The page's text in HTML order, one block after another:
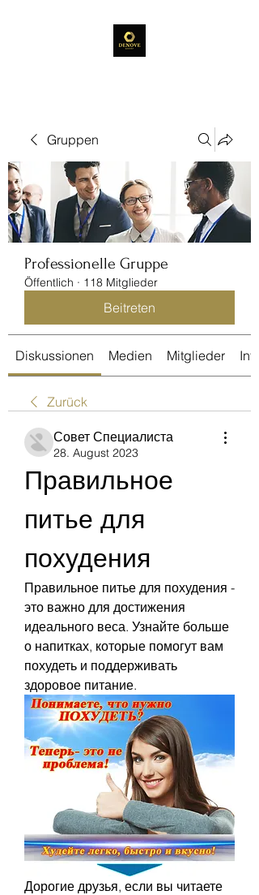
Gruppen
Professionelle Gruppe
Öffentlich · 118 Mitglieder
Beitreten
Diskussionen Medien Mitglieder Info
Zurück
Совет Специалиста
28. August 2023
Правильное
питье для
похудения
Правильное питье для похудения -
это важно для достижения
идеального веса. Узнайте больше
о напитках, которые помогут вам
похудеть и поддерживать
здоровое питание.
Дорогие друзья, если вы читаете